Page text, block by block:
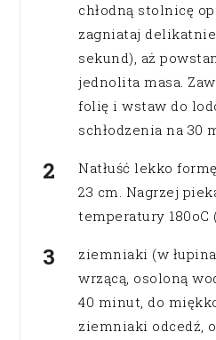
chłodną stolnicę
zagniataj
sekund), aż
jednolita masa.
folię i wstaw do
schłodzenia na 30
Natłuść lekko
23 cm. Nagrzej
temperatury 180oC
ziemniaki (w
wrzącą, osoloną
40 minut, do
ziemniaki odcedź,